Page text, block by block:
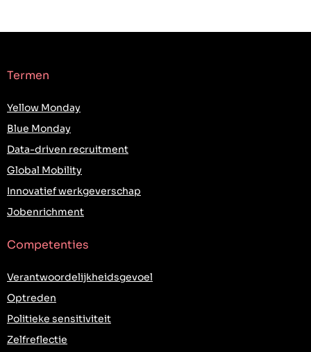
Termen
Yellow Monday
Blue Monday
Data-driven recruitment
Global Mobility
Innovatief werkgeverschap
Jobenrichment
Competenties
Verantwoordelijkheidsgevoel
Optreden
Politieke sensitiviteit
Zelfreflectie